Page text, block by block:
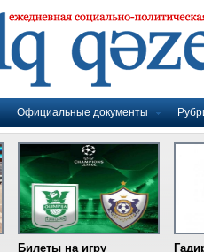
Официальные документы